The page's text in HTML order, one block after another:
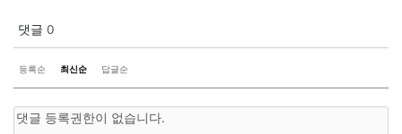
댓글 0
등록순 최신순 답글순